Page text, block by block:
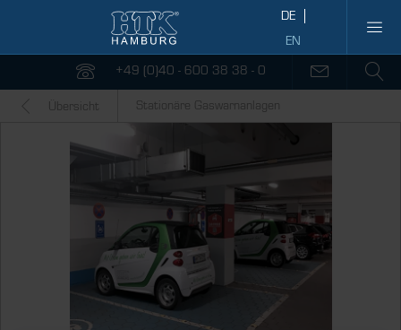
+49 (0)40 - 600 38 38 - 0
Übersicht Stationäre Gaswarnanlagen